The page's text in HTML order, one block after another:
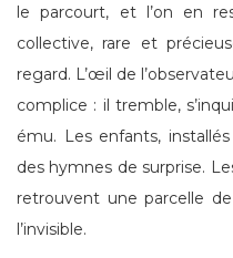
le parcourt, et l’on en
collective, rare et
regard. L’œil de
complice : il tremble,
ému. Les enfants,
des hymnes de surprise.
retrouvent une parcelle
l’invisible.